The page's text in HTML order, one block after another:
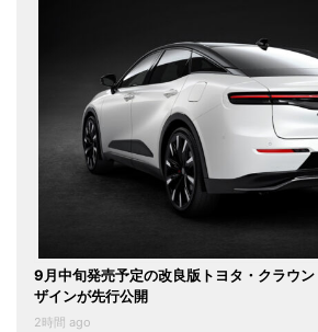
9月中旬発売予定の改良版トヨタ・クラウ
ザインが先行公開
2時間 ago